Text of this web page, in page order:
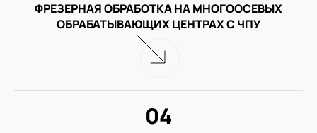
ФРЕЗЕРНАЯ ОБРАБОТКА НА МНОГООСЕВЫХ
ОБРАБАТЫВАЮЩИХ ЦЕНТРАХ С ЧПУ
04